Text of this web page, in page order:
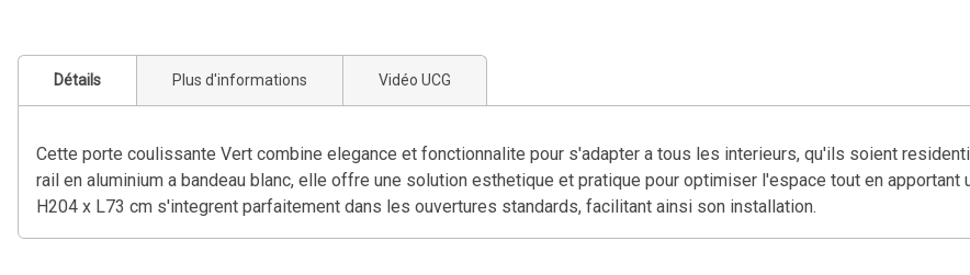
Détails Plus d'informations Vidéo UCG
Cette porte coulissante Vert combine elegance et fonctionnalite pour s'adapter a tous les interieurs, qu'ils soient
rail en aluminium a bandeau blanc, elle offre une solution esthetique et pratique pour optimiser l'espace tout en
H204 x L73 cm s'integrent parfaitement dans les ouvertures standards, facilitant ainsi son installation.